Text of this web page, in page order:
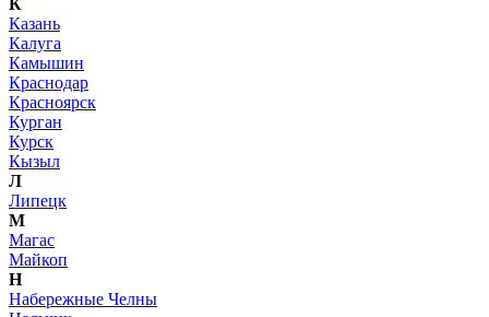
К
Казань
Калуга
Камышин
Краснодар
Красноярск
Курган
Курск
Кызыл
Л
Липецк
М
Магас
Майкоп
Н
Набережные Челны